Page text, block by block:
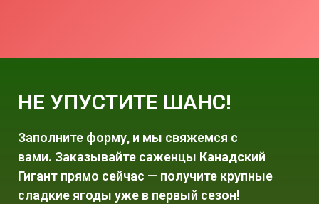
Заполните форму, и мы свяжемся с
вами. Заказывайте саженцы Канадский
Гигант прямо сейчас — получите крупные
сладкие ягоды уже в первый сезон!
НЕ УПУСТИТЕ ШАНС!